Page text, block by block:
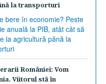
la transporturi
României: Vom
Viitorul stă în